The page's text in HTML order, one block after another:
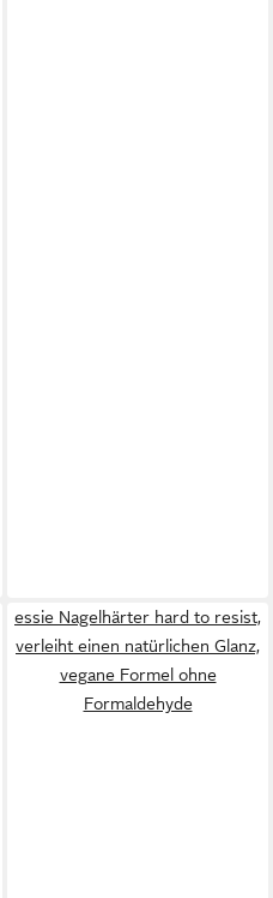
essie Nagelhärter hard to resist,
verleiht einen natürlichen Glanz,
vegane Formel ohne
Formaldehyde